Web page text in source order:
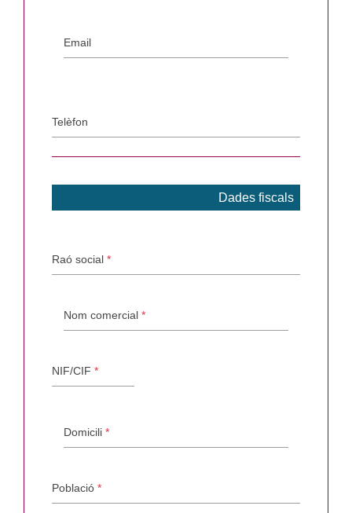
Email
Telèfon
Dades fiscals
Raó social *
Nom comercial *
NIF/CIF *
Domicili *
Població *